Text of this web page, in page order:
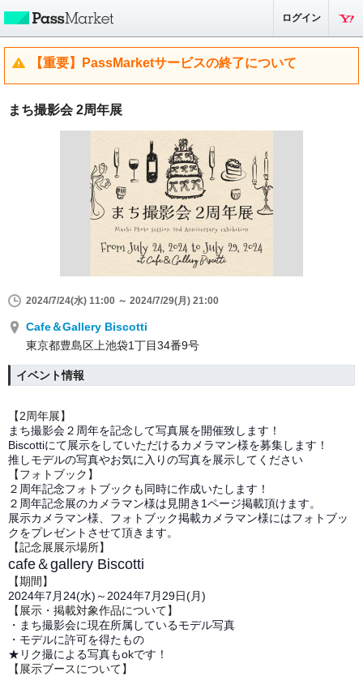
ログイン
【重要】PassMarketサービスの終了について
まち撮影会 2周年展
2024/7/24(水) 11:00 ～ 2024/7/29(月) 21:00
Cafe＆Gallery Biscotti
東京都豊島区上池袋1丁目34番9号
イベント情報
【2周年展】
まち撮影会２周年を記念して写真展を開催致します！
Biscottiにて展示をしていただけるカメラマン様を募集します！
推しモデルの写真やお気に入りの写真を展示してください
【フォトブック】
２周年記念フォトブックも同時に作成いたします！
２周年記念展のカメラマン様は見開き1ページ掲載頂けます。
展示カメラマン様、フォトブック掲載カメラマン様にはフォトブッ
クをプレゼントさせて頂きます。
【記念展展示場所】
cafe＆gallery Biscotti
【期間】
2024年7月24(水)～2024年7月29日(月)
【展示・掲載対象作品について】
・まち撮影会に現在所属しているモデル写真
・モデルに許可を得たもの
★リク撮による写真もokです！
【展示ブースについて】